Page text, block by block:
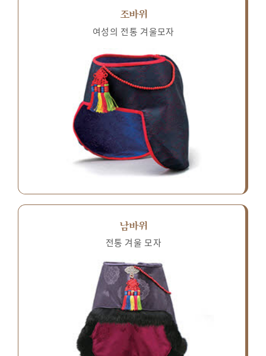
조바위
여성의 전통 겨울모자
남바위
전통 겨울 모자